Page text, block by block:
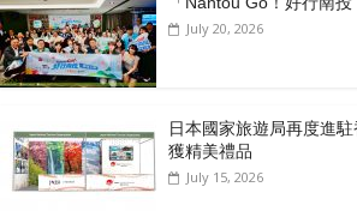
July 20, 2026
日本國家旅遊局再度進
獲精美禮品
July 15, 2026